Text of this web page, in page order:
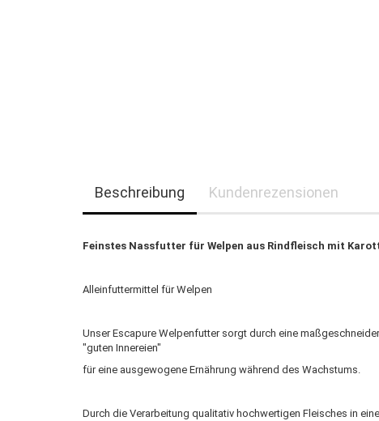
Beschreibung Kundenrezensionen
Feinstes Nassfutter für Welpen aus Rindfleisch mit
Alleinfuttermittel für Welpen
Unser Escapure Welpenfutter sorgt durch eine
"guten Innereien"
für eine ausgewogene Ernährung während des Wachstums.
Durch die Verarbeitung qualitativ hochwertigen Fleisches in